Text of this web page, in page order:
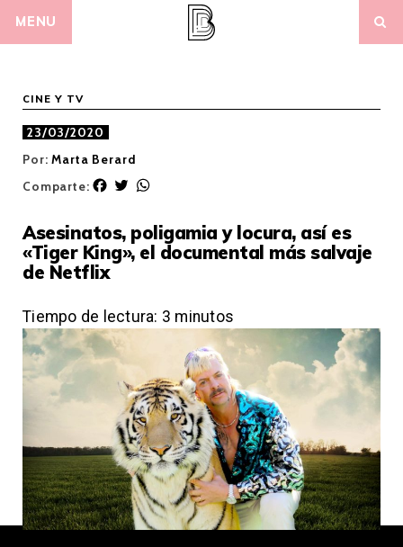
MENU
CINE Y TV
23/03/2020
Por:Marta Berard
Comparte:
F
e
b
o
k
T
t
t
t
s
p
Asesinatos, poligamia y locura, así es
«Tiger King», el documental más salvaje
de Netflix
Tiempo de lectura: 3 minutos